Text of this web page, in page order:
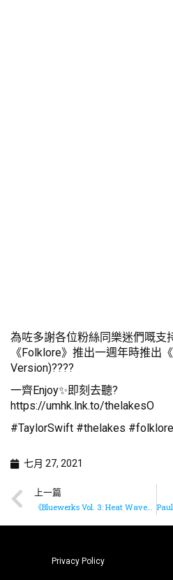
為咗多謝各位粉絲同樂迷們嘅支
《Folklore》推出一週年時推出
Version)????
一齊Enjoy✨即刻去聽?
https://umhk.lnk.to/thelakesO
#TaylorSwift #thelakes
七月 27, 2021
上一篇
《Bluewerks Vol. 3: Heat Wave》??
Privacy Policy